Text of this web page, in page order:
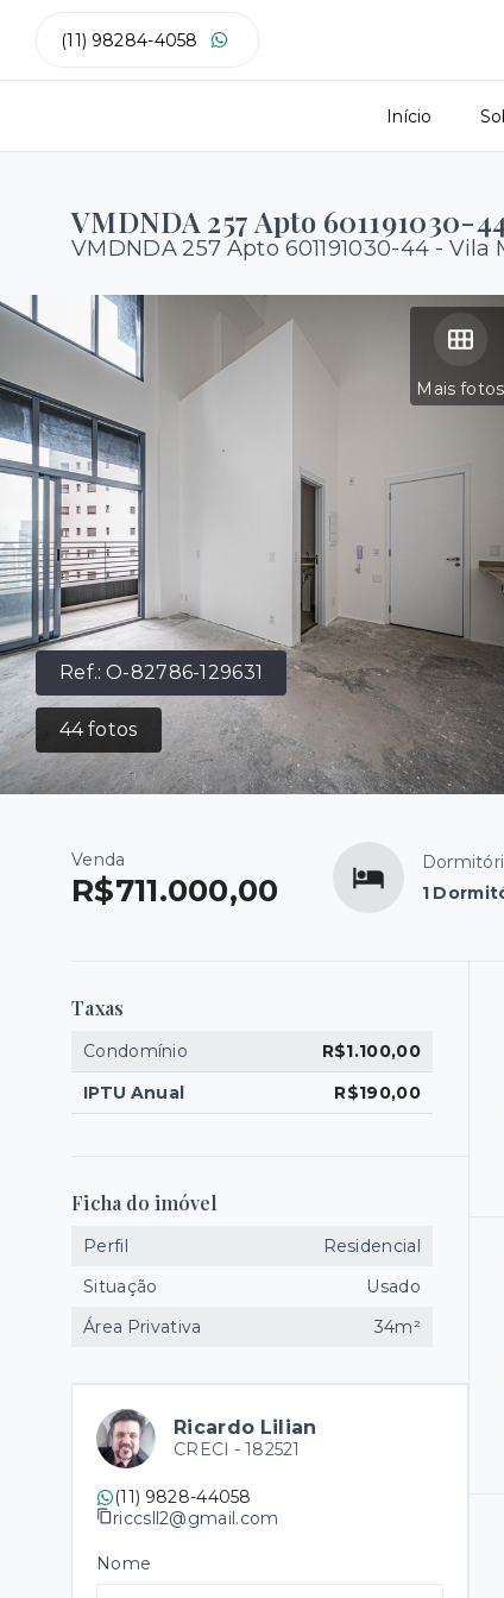
(11) 98284-4058
Início
VMDNDA 257 Apto 601191030-
VMDNDA 257 Apto 601191030-44 - Vila
Ref.:O-82786-129631
44fotos
Mais fotos
Venda
R$711.000,00
1
Taxas
Condomínio
R$1.100,00
IPTU Anual
R$190,00
Ficha do imóvel
Perfil
Residencial
Situação
Usado
Área Privativa
34m²
Ricardo Lilian
CRECI - 182521
(11) 9828-44058
riccsll2@gmail.com
Nome